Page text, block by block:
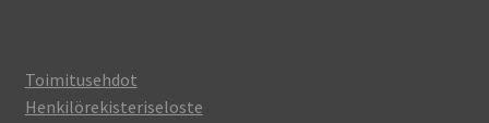
Toimitusehdot
Henkilörekisteriseloste